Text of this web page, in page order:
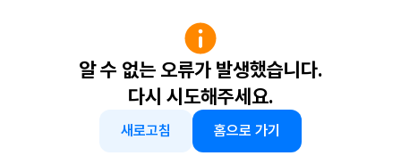
알 수 없는 오류가 발생했습니다.
다시 시도해주세요.
새로고침 홈으로 가기